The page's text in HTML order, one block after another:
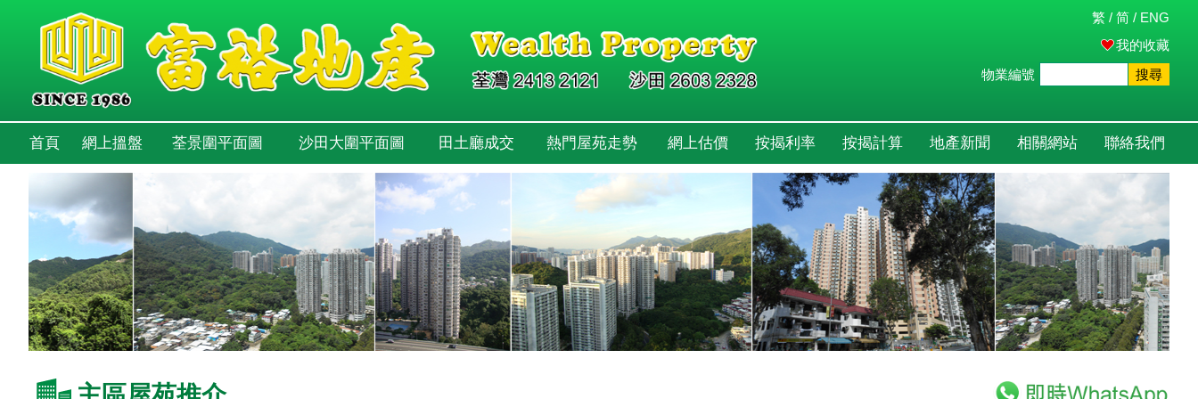
繁 / 简 / ENG
我的收藏
物業編號
搜尋
首頁 網上搵盤 荃景圍平面圖 沙田大圍平面圖 田土廳成交 熱門屋苑走勢 網上估價 按揭利率 按揭計算 地產新聞 相關網站 聯絡我們